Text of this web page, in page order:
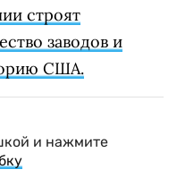
строят
заводов и
США.
и нажмите